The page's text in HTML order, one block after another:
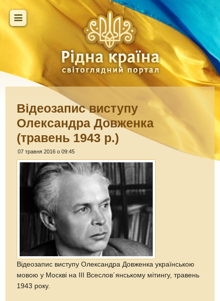
Відеозапис виступу
Олександра Довженка
(травень 1943 р.)
07 травня 2016 о 09:45
Відеозапис виступу Олександра Довженка українською
мовою у Москві на ІІІ Всеслов´янському мітингу, травень
1943 року.